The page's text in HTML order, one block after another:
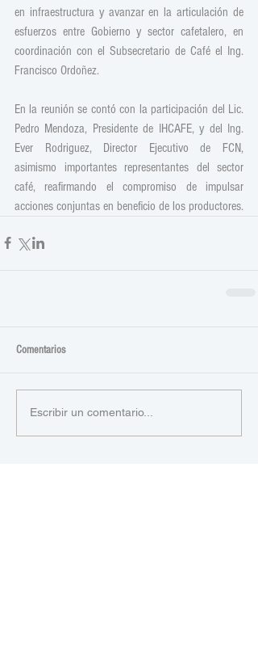
en infraestructura y avanzar en la articulación de
esfuerzos entre Gobierno y sector cafetalero, en
coordinación con el Subsecretario de Café el Ing.
Francisco Ordoñez.
En la reunión se contó con la participación del Lic.
Pedro Mendoza, Presidente de IHCAFE, y del Ing.
Ever Rodriguez, Director Ejecutivo de FCN,
asimismo importantes representantes del sector
café, reafirmando el compromiso de impulsar
acciones conjuntas en beneficio de los productores.
Comentarios
Escribir un comentario...